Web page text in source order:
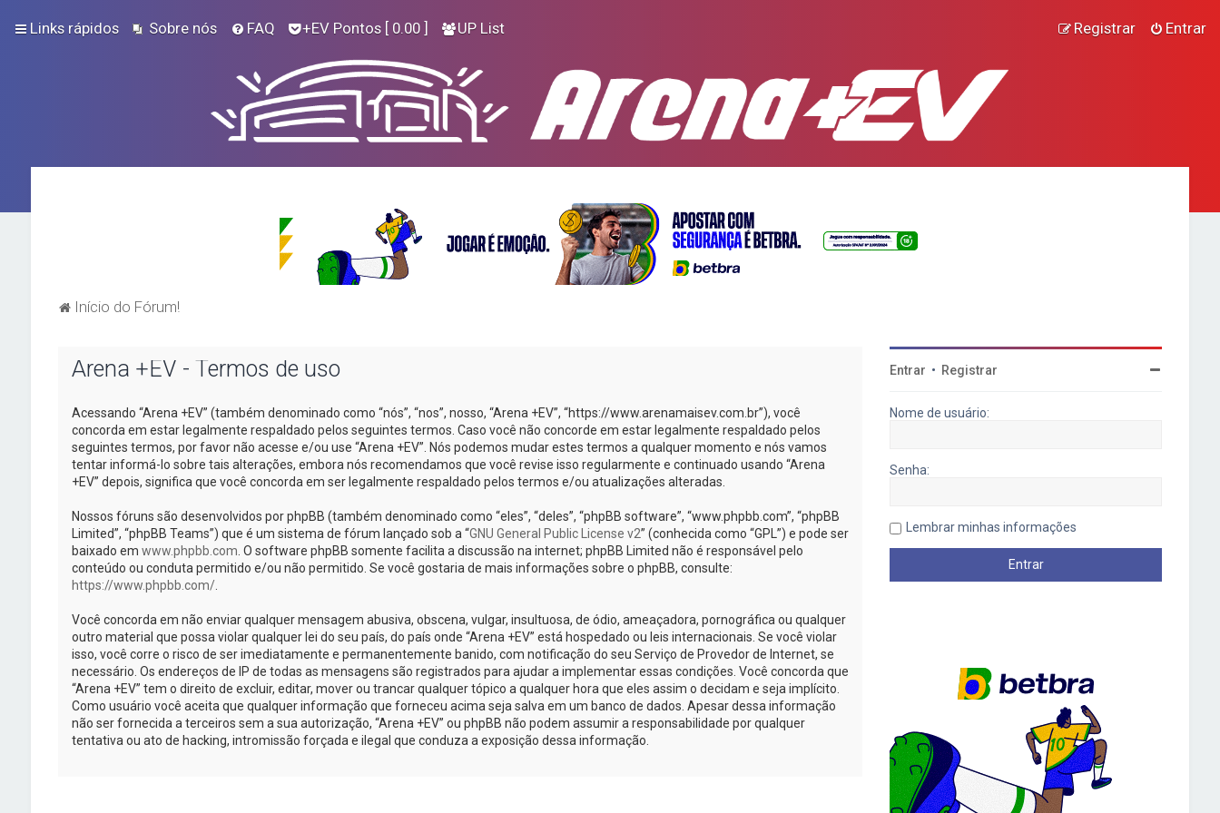
Links rápidos Sobre nós FAQ +EV Pontos [ 0.00 ] UP List Entrar
Registrar
Início do Fórum!
Arena +EV - Termos de uso
Acessando “Arena +EV” (também denominado como “nós”, “nos”, nosso, “Arena +EV”, “https://www.arenamaisev.com.br”), você
concorda em estar legalmente respaldado pelos seguintes termos. Caso você não concorde em estar legalmente respaldado pelos
seguintes termos, por favor não acesse e/ou use “Arena +EV”. Nós podemos mudar estes termos a qualquer momento e nós vamos
tentar informá-lo sobre tais alterações, embora nós recomendamos que você revise isso regularmente e continuado usando “Arena
+EV” depois, significa que você concorda em ser legalmente respaldado pelos termos e/ou atualizações alteradas.
Nossos fóruns são desenvolvidos por phpBB (também denominado como “eles”, “deles”, “phpBB software”, “www.phpbb.com”, “phpBB
Limited”, “phpBB Teams”) que é um sistema de fórum lançado sob a “GNU General Public License v2” (conhecida como “GPL”) e pode ser
baixado em www.phpbb.com . O software phpBB somente facilita a discussão na internet; phpBB Limited não é responsável pelo
conteúdo ou conduta permitido e/ou não permitido. Se você gostaria de mais informações sobre o phpBB, consulte:
https://www.phpbb.com/.
Você concorda em não enviar qualquer mensagem abusiva, obscena, vulgar, insultuosa, de ódio, ameaçadora, pornográfica ou qualquer
outro material que possa violar qualquer lei do seu país, do país onde “Arena +EV” está hospedado ou leis internacionais. Se você violar
isso, você corre o risco de ser imediatamente e permanentemente banido, com notificação do seu Serviço de Provedor de Internet, se
necessário. Os endereços de IP de todas as mensagens são registrados para ajudar a implementar essas condições. Você concorda que
“Arena +EV” tem o direito de excluir, editar, mover ou trancar qualquer tópico a qualquer hora que eles assim o decidam e seja implícito.
Como usuário você aceita que qualquer informação que forneceu acima seja salva em um banco de dados. Apesar dessa informação
não ser fornecida a terceiros sem a sua autorização, “Arena +EV” ou phpBB não podem assumir a responsabilidade por qualquer
tentativa ou ato de hacking, intromissão forçada e ilegal que conduza a exposição dessa informação.
Entrar • Registrar
Nome de usuário:
Senha:
Lembrar minhas informações